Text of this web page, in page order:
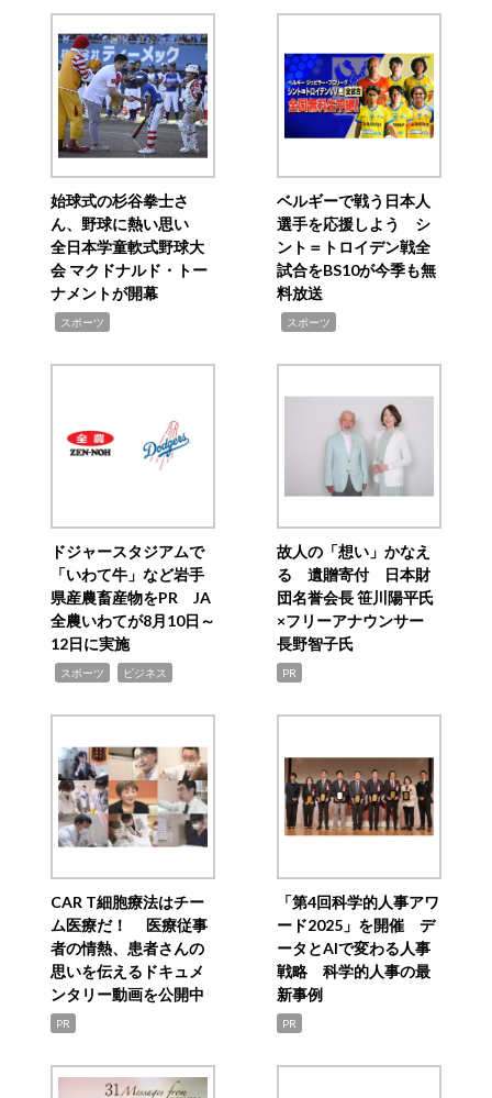
始球式の杉谷拳士さ
ん、野球に熱い思い
全日本学童軟式野球大
会 マクドナルド・トー
ナメントが開幕
スポーツ
ベルギーで戦う日本人
選手を応援しよう シ
ント＝トロイデン戦全
試合をBS10が今季も無
料放送
スポーツ
ドジャースタジアムで
「いわて牛」など岩手
県産農畜産物をPR JA
全農いわてが8月10日～
12日に実施
スポーツ ビジネス
故人の「想い」かなえ
る 遺贈寄付 日本財
団名誉会長 笹川陽平氏
×フリーアナウンサー
長野智子氏
PR
CAR T細胞療法はチー
ム医療だ！ 医療従事
者の情熱、患者さんの
思いを伝えるドキュメ
ンタリー動画を公開中
PR
「第4回科学的人事アワ
ード2025」を開催 デ
ータとAIで変わる人事
戦略 科学的人事の最
新事例
PR